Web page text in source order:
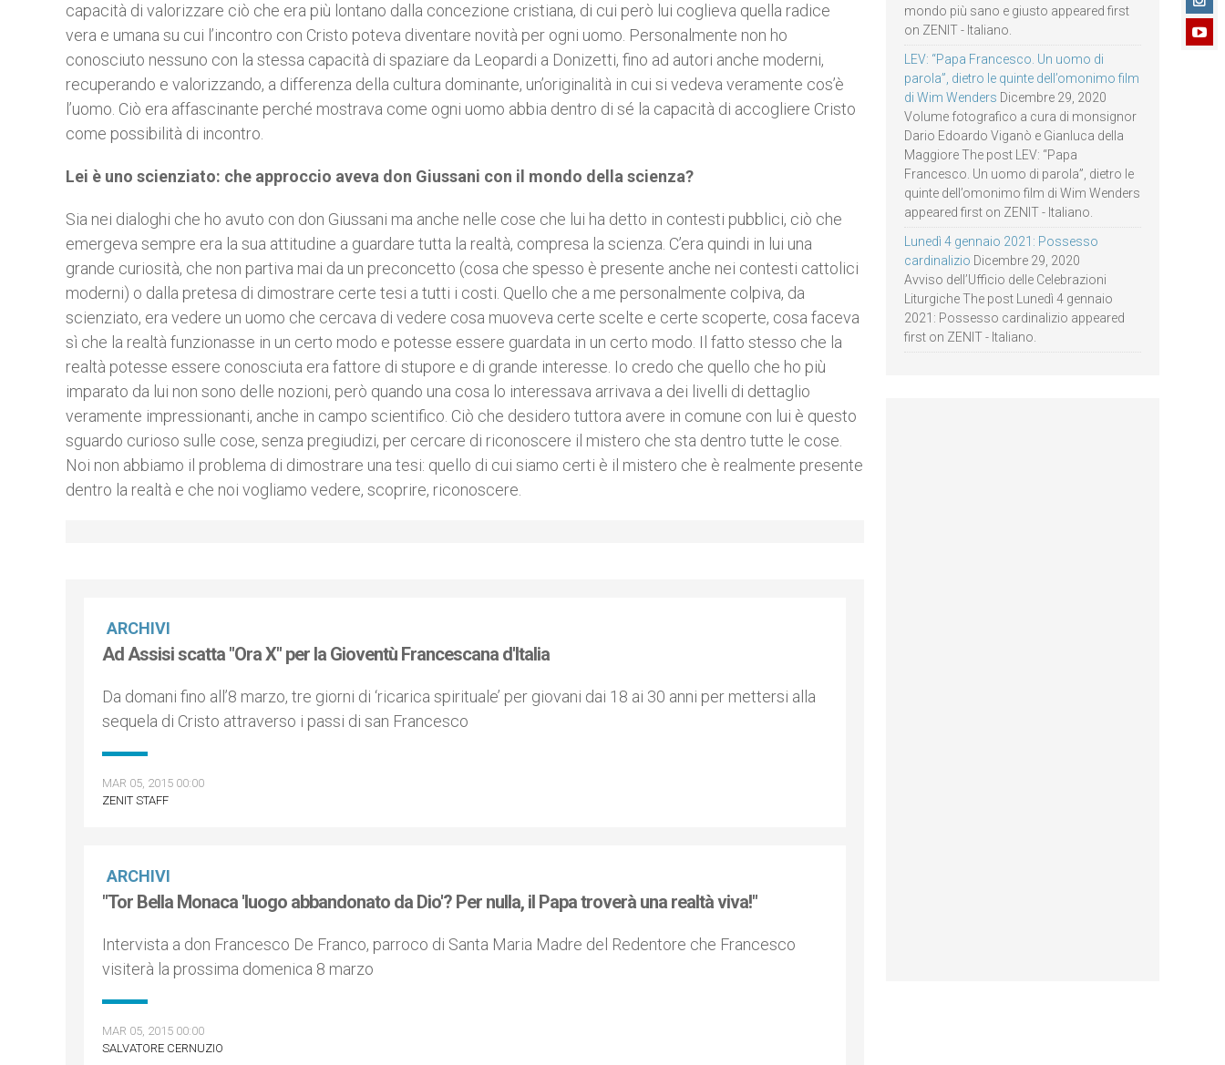
capacità di valorizzare ciò che era più lontano dalla concezione cristiana, di cui però lui coglieva quella radice
vera e umana su cui l’incontro con Cristo poteva diventare novità per ogni uomo. Personalmente non ho
conosciuto nessuno con la stessa capacità di spaziare da Leopardi a Donizetti, fino ad autori anche moderni,
recuperando e valorizzando, a differenza della cultura dominante, un’originalità in cui si vedeva veramente cos’è
l’uomo. Ciò era affascinante perché mostrava come ogni uomo abbia dentro di sé la capacità di accogliere Cristo
come possibilità di incontro.
Lei è uno scienziato: che approccio aveva don Giussani con il mondo della scienza?
Sia nei dialoghi che ho avuto con don Giussani ma anche nelle cose che lui ha detto in contesti pubblici, ciò che
emergeva sempre era la sua attitudine a guardare tutta la realtà, compresa la scienza. C’era quindi in lui una
grande curiosità, che non partiva mai da un preconcetto (cosa che spesso è presente anche nei contesti cattolici
moderni) o dalla pretesa di dimostrare certe tesi a tutti i costi. Quello che a me personalmente colpiva, da
scienziato, era vedere un uomo che cercava di vedere cosa muoveva certe scelte e certe scoperte, cosa faceva
sì che la realtà funzionasse in un certo modo e potesse essere guardata in un certo modo. Il fatto stesso che la
realtà potesse essere conosciuta era fattore di stupore e di grande interesse. Io credo che quello che ho più
imparato da lui non sono delle nozioni, però quando una cosa lo interessava arrivava a dei livelli di dettaglio
veramente impressionanti, anche in campo scientifico. Ciò che desidero tuttora avere in comune con lui è questo
sguardo curioso sulle cose, senza pregiudizi, per cercare di riconoscere il mistero che sta dentro tutte le cose.
Noi non abbiamo il problema di dimostrare una tesi: quello di cui siamo certi è il mistero che è realmente presente
dentro la realtà e che noi vogliamo vedere, scoprire, riconoscere.
ARCHIVI
Ad Assisi scatta "Ora X" per la Gioventù Francescana d'Italia
Da domani fino all’8 marzo, tre giorni di ‘ricarica spirituale’ per giovani dai 18 ai 30 anni per mettersi alla
sequela di Cristo attraverso i passi di san Francesco
MAR 05, 2015 00:00
ZENIT STAFF
ARCHIVI
"Tor Bella Monaca 'luogo abbandonato da Dio'? Per nulla, il Papa troverà una realtà viva!"
Intervista a don Francesco De Franco, parroco di Santa Maria Madre del Redentore che Francesco
visiterà la prossima domenica 8 marzo
MAR 05, 2015 00:00
SALVATORE CERNUZIO
mondo più sano e giusto appeared first
on ZENIT - Italiano.
LEV: “Papa Francesco. Un uomo di
parola”, dietro le quinte dell’omonimo film
di Wim Wenders Dicembre 29, 2020
Volume fotografico a cura di monsignor
Dario Edoardo Viganò e Gianluca della
Maggiore The post LEV: “Papa
Francesco. Un uomo di parola”, dietro le
quinte dell’omonimo film di Wim Wenders
appeared first on ZENIT - Italiano.
Lunedì 4 gennaio 2021: Possesso
cardinalizio Dicembre 29, 2020
Avviso dell’Ufficio delle Celebrazioni
Liturgiche The post Lunedì 4 gennaio
2021: Possesso cardinalizio appeared
first on ZENIT - Italiano.